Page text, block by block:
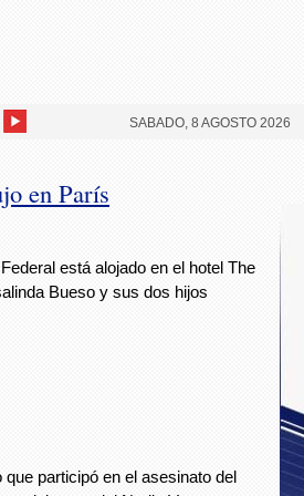
SABADO, 8 AGOSTO 2026
en París
está alojado en el hotel The
Bueso y sus dos hijos
participó en el asesinato del